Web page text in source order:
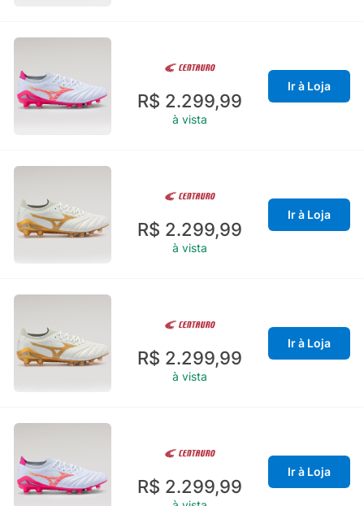
R$ 2.299,99
à vista
Ir à Loja
R$ 2.299,99
à vista
Ir à Loja
R$ 2.299,99
à vista
Ir à Loja
R$ 2.299,99
Ir à Loja